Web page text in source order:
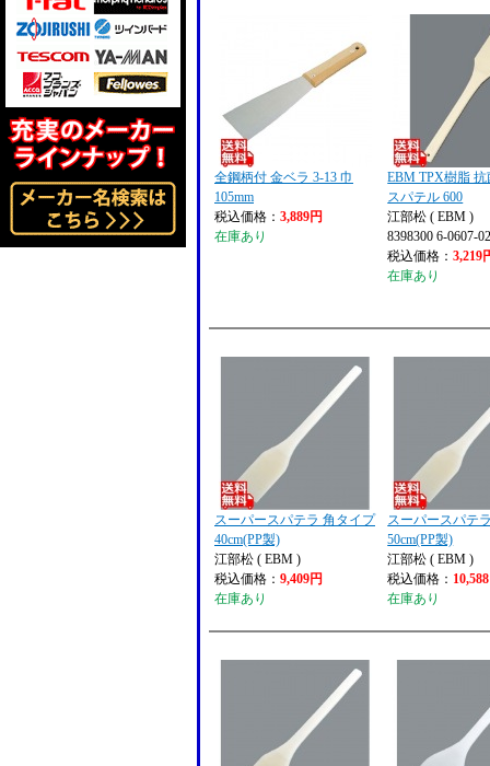
全鋼柄付 金ベラ 3-13 巾
105mm
税込価格： 3,889円
在庫あり
EBM TPX樹脂
スパテル 600
江部松 ( EBM )
8398300 6-0607-
税込価格：3,219
在庫あり
スーパースパテラ 角タイプ
40cm(PP製)
江部松 ( EBM )
税込価格： 9,409円
在庫あり
スーパースパテ
50cm(PP製)
江部松 ( EBM )
税込価格：
在庫あり